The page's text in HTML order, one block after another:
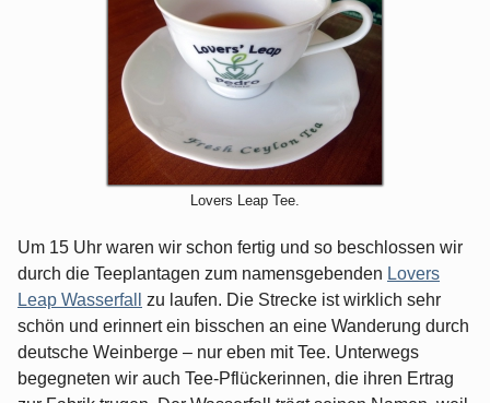
Lovers Leap Tee.
Um 15 Uhr waren wir schon fertig und so beschlossen wir
durch die Teeplantagen zum namensgebenden Lovers
Leap Wasserfall
zu laufen. Die Strecke ist wirklich sehr
schön und erinnert ein bisschen an eine Wanderung durch
deutsche Weinberge – nur eben mit Tee. Unterwegs
begegneten wir auch Tee-Pflückerinnen, die ihren Ertrag